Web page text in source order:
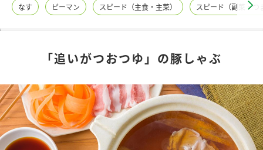
レシピ名特集
商品情報
商品カテゴリ
酢 調味酢
新商品一覧
なす ピーマン スピード（主食・主菜） スピード（副菜・つ
「追いがつおつゆ」の豚しゃぶ